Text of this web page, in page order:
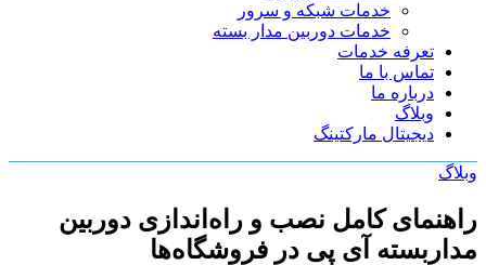
خدمات شبکه و سرور
خدمات دوربین مدار بسته
تعرفه خدمات
تماس با ما
درباره ما
وبلاگ
دیجیتال مارکتینگ
وبلاگ
راهنمای کامل نصب و راه‌اندازی دوربین
مداربسته آی پی در فروشگاه‌ها